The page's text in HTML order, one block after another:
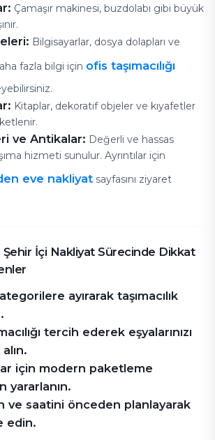
Çamaşır makinesi, buzdolabı gibi büyük
Bilgisayarlar, dosya dolapları ve
fazla bilgi için ofis taşımacılığı
Kitaplar, dekoratif objeler ve kıyafetler
ve Antikalar: Değerli ve hassas
hizmeti sunulur. Ayrıntılar için
eve nakliyat sayfasını ziyaret
Şehir İçi Nakliyat Sürecinde Dikkat
ayırarak taşımacılık
tercih ederek eşyalarınızı
için modern paketleme
yararlanın.
ve saatini önceden planlayarak
edin.